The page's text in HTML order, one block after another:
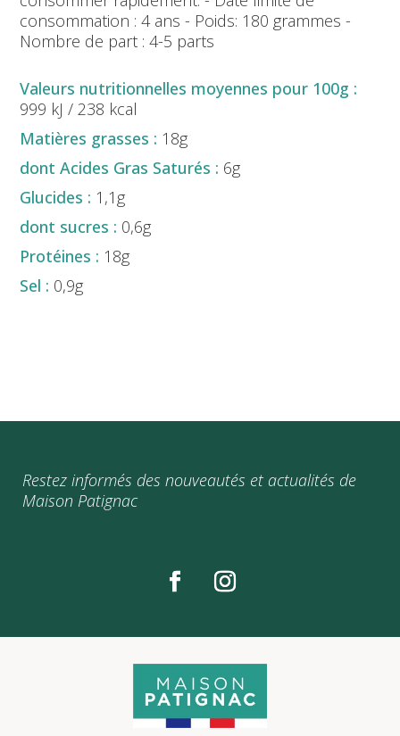
consommation : 4 ans - Poids: 180 grammes -
Nombre de part : 4-5 parts
999 kJ / 238 kcal
18g
6g
1,1g
0,6g
18g
0,9g
Restez informés des nouveautés et actualités de
Maison Patignac